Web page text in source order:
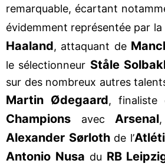
remarquable, écartant
évidemment représentée par
Haaland, attaquant de
le sélectionneur Ståle
sur des nombreux autres
Martin Ødegaard, finaliste
Champions avec Arsenal
Alexander Sørlothde l’
Antonio Nusa du RB